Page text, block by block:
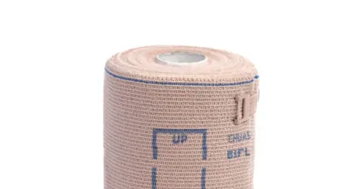
99,00 zł